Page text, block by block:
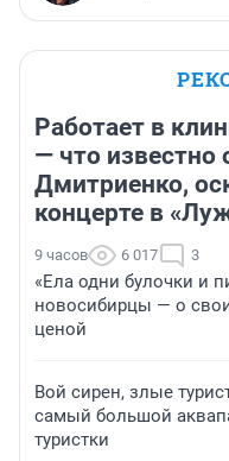
Работает в
— что известно
Дмитриенко,
концерте в
9 часов 6 017 3
«Ела одни булочки и
новосибирцы — о
ценой
Вой сирен, злые
самый большой
туристки